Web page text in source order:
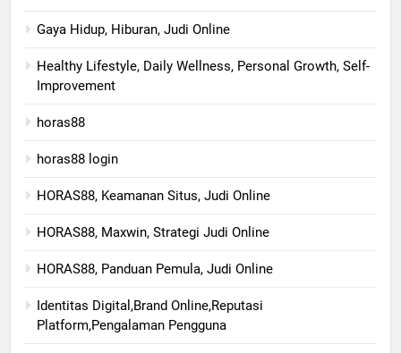
Gaya Hidup, Hiburan, Judi Online
Healthy Lifestyle, Daily Wellness, Personal Growth, Self-
Improvement
horas88
horas88 login
HORAS88, Keamanan Situs, Judi Online
HORAS88, Maxwin, Strategi Judi Online
HORAS88, Panduan Pemula, Judi Online
Identitas Digital,Brand Online,Reputasi
Platform,Pengalaman Pengguna